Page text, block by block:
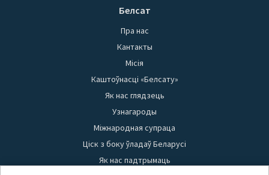
Белсат
Пра нас
Кантакты
Місія
Каштоўнасці «Белсату»
Як нас глядзець
Узнагароды
Міжнародная супраца
Ціск з боку ўладаў Беларусі
Як нас падтрымаць